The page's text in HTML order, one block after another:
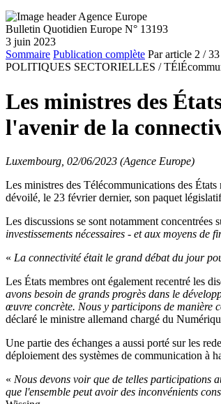
Bulletin Quotidien Europe N° 13193
3 juin 2023
Sommaire Publication complète Par article 2 / 33
POLITIQUES SECTORIELLES /
Les ministres des
l'avenir de la
Luxembourg, 02/06/2023 (Agence Europe)
Les ministres des Télécommunications des
dévoilé, le 23 février dernier, son paquet
Les discussions se sont notamment
investissements nécessaires - et aux moyens de
« La connectivité était le grand débat du jour
Les États membres ont également recentré les
avons besoin de grands progrès dans le
œuvre concrète. Nous y participons de manière
déclaré le ministre allemand chargé du
Une partie des échanges a aussi porté sur les
déploiement des systèmes de communication à
« Nous devons voir que de telles participations
que l'ensemble peut avoir des inconvénients